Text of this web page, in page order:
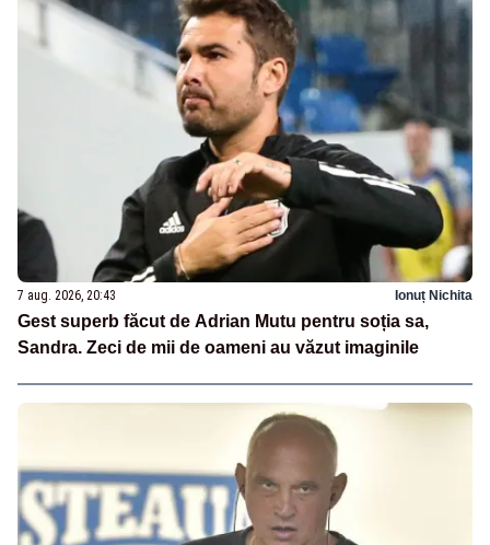
7 aug. 2026, 20:43 Ionuț Nichita
Gest superb făcut de Adrian Mutu pentru soția sa,
Sandra. Zeci de mii de oameni au văzut imaginile